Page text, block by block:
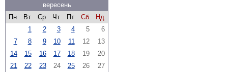
вересень
Пн
Вт Ср Чт Пт Сб
Нд
1
2 3 4 5
6
7
8 9 10 11 12
13
14
15 16 17 18 19
20
21
22 23 24 25 26
27